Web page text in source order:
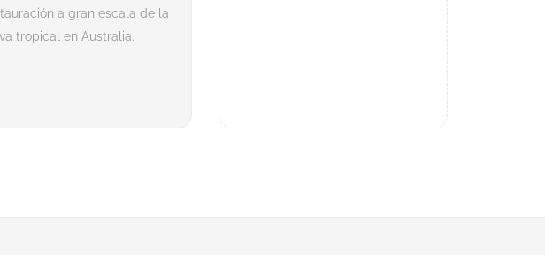
a gran escala de la
tropical en Australia.